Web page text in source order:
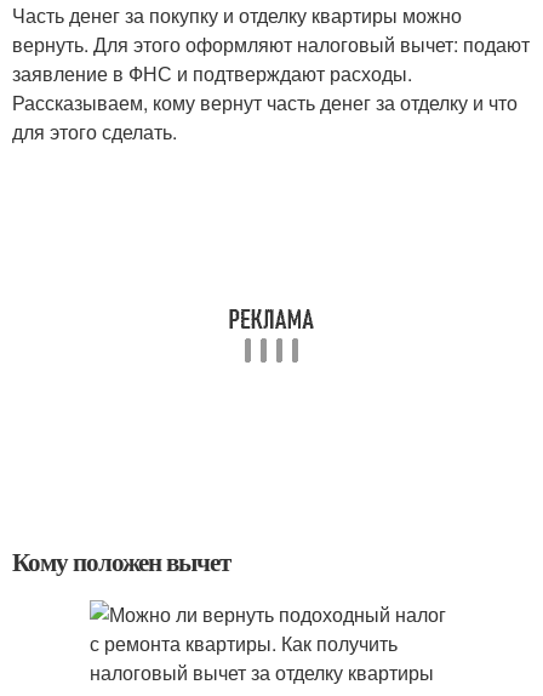
Часть денег за покупку и отделку квартиры можно
вернуть. Для этого оформляют налоговый вычет: подают
заявление в ФНС и подтверждают расходы.
Рассказываем, кому вернут часть денег за отделку и что
для этого сделать.
Кому положен вычет